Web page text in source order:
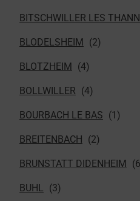
BITSCHWILLER LES THANN
BLODELSHEIM
BLOTZHEIM
BOLLWILLER
BOURBACH LE BAS
BREITENBACH
BRUNSTATT DIDENHEIM
BUHL